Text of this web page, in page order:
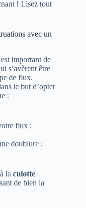
! Lisez tout
avec un
important de
s’avèrent être
de flux.
le but d’opter
:
flux ;
doublure ;
la culotte
de bien la